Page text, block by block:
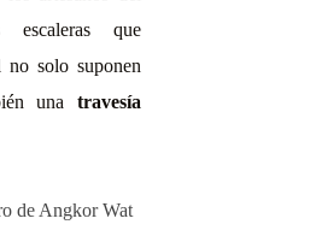
escaleras que
no solo suponen
una travesía